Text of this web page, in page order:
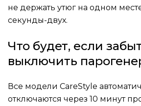
не держать утюг на одном
секунды-двух.
Что будет, если
выключить
Все модели CareStyle
отключаются через 10 минут